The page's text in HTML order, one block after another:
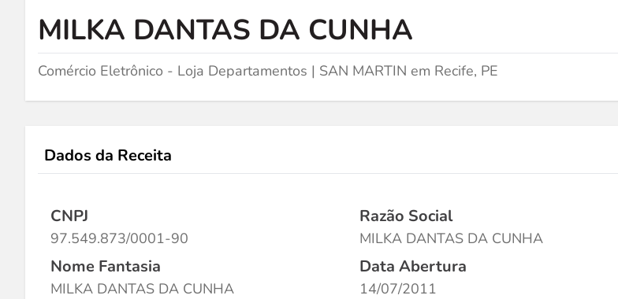
MILKA DANTAS DA CUNHA
Comércio Eletrônico - Loja Departamentos | SAN MARTIN em Recife, PE
Dados da Receita
CNPJ
97.549.873/0001-90
Razão Social
MILKA DANTAS DA CUNHA
Nome Fantasia
MILKA DANTAS DA CUNHA
Data Abertura
14/07/2011